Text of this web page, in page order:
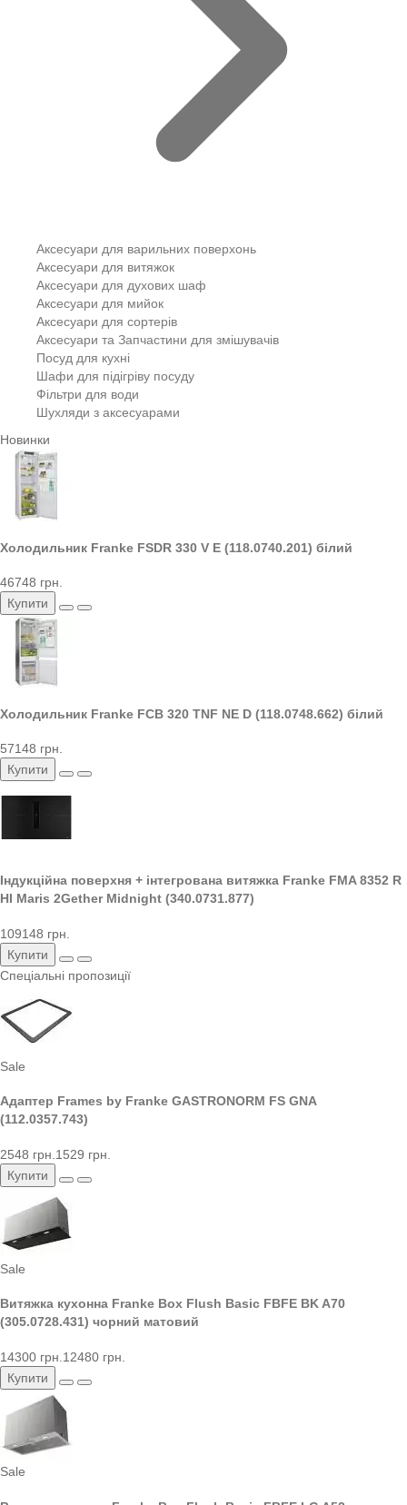
Аксесуари для варильних поверхонь
Аксесуари для витяжок
Аксесуари для духових шаф
Аксесуари для мийок
Аксесуари для сортерів
Аксесуари та Запчастини для змішувачів
Посуд для кухні
Шафи для підігріву посуду
Фільтри для води
Шухляди з аксесуарами
Новинки
Холодильник Franke FSDR 330 V E (118.0740.201) білий
46748 грн.
Купити
Холодильник Franke FCB 320 TNF NE D (118.0748.662) білий
57148 грн.
Купити
Індукційна поверхня + інтегрована витяжка Franke FMA 8352 R
HI Maris 2Gether Midnight (340.0731.877)
109148 грн.
Купити
Спеціальні пропозиції
Sale
Адаптер Frames by Franke GASTRONORM FS GNA
(112.0357.743)
2548 грн. 1529 грн.
Купити
Sale
Витяжка кухонна Franke Box Flush Basic FBFE BK A70
(305.0728.431) чорний матовий
14300 грн. 12480 грн.
Купити
Sale